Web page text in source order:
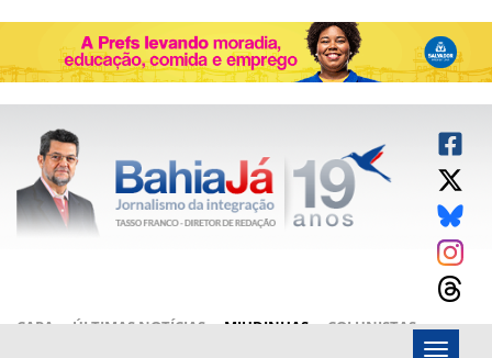
CAPA ÚLTIMAS NOTÍCIAS MIUDINHAS
COLUNISTAS
Menu